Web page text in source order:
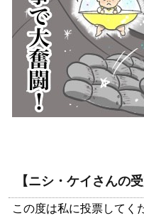
【ニシ・ケイさんの
この度は私に投票してく